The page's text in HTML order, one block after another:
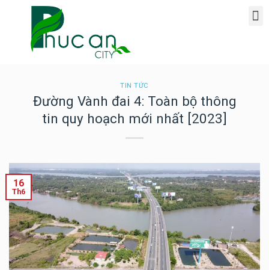
TIN TỨC
Đường Vành đai 4: Toàn bộ thông
tin quy hoạch mới nhất [2023]
16
Th6